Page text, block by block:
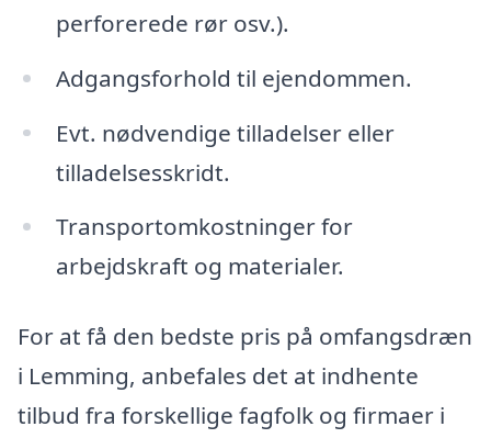
perforerede rør osv.).
Adgangsforhold til ejendommen.
Evt. nødvendige tilladelser eller
tilladelsesskridt.
Transportomkostninger for
arbejdskraft og materialer.
For at få den bedste pris på omfangsdræn
i Lemming, anbefales det at indhente
tilbud fra forskellige fagfolk og firmaer i